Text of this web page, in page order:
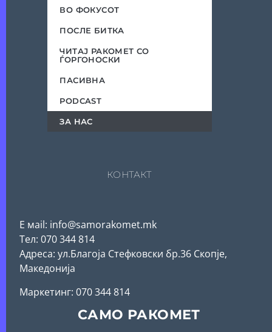
ВО ФОКУСОТ
ПОСЛЕ БИТКА
ЧИТАЈ РАКОМЕТ СО
ЃОРГОНОСКИ
ПАСИВНА
PODCAST
ЗА НАС
КОНТАКТ
Е мail: info@samorakomet.mk
Тел: 070 344 814
Адреса: ул.Благоја Стефковски бр.36 Скопје,
Македонија
Mаркетинг: 070 344 814
САМО РАКОМЕТ